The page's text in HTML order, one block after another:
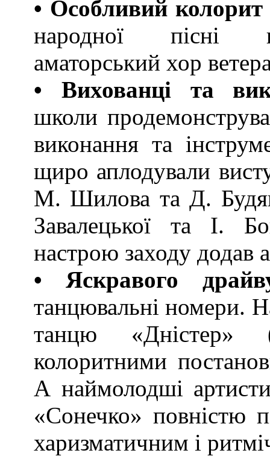
• Особливий колорит
народної пісні
аматорський хор
• Вихованці та
школи
виконання та
щиро аплодували
М. Шилова та Д.
Завалецької та І.
настрою заходу додав
• Яскравого
танцювальні номери.
танцю «Дністер»
колоритними
А наймолодші
«Сонечко» повністю
харизматичним і